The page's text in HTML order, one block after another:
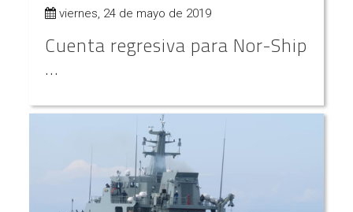
viernes, 24 de mayo de 2019
Cuenta regresiva para Nor-Ship
...